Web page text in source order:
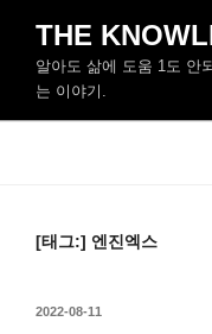
바
THE
알아도 삶에 도움 1도 안
는 이야기.
[태그:] 엔진엑스
작
2022-08-11